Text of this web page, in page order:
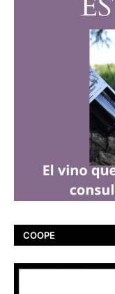
COOPE